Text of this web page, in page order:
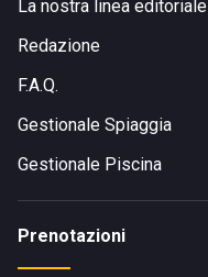
La nostra linea editoriale
Redazione
F.A.Q.
Gestionale Spiaggia
Gestionale Piscina
Prenotazioni